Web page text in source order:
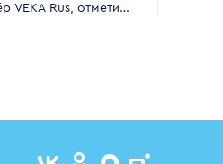
VEKA Rus, отметила